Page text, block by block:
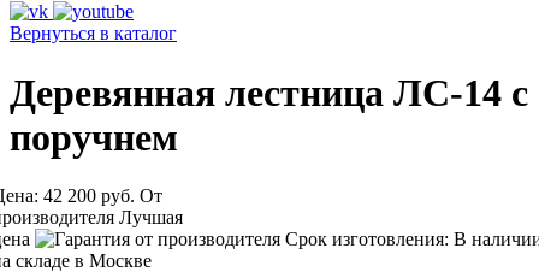
Вернуться в каталог
Деревянная лестница ЛС-14 с
поручнем
42 200 руб. От
Лучшая
Срок изготовления: В
складе в Москве